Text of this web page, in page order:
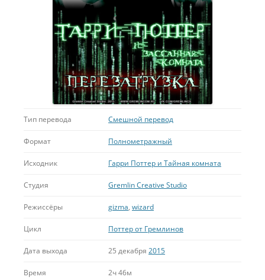
Тип перевода Смешной перевод
Формат Полнометражный
Исходник Гарри Поттер и Тайная комната
Студия Gremlin Creative Studio
Режиссёры gizma, wizard
Цикл Поттер от Гремлинов
Дата выхода 25 декабря 2015
Время 2ч 46м